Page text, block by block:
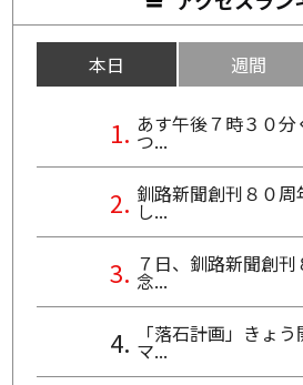
本日 週間
あす午後７時３０分
つ...
釧路新聞創刊８０周
し...
７日、釧路新聞創
念...
「落石計画」きょ
マ...